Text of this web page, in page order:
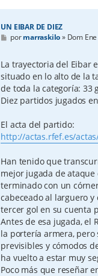
UN EIBAR DE DIEZ
M
e
s
a
j
e
pormarraskilo» Dom
La trayectoria del Eibar
situado en lo alto de la
de toda la categoría: 33
Diez partidos jugados
El acta del partido:
http://actas.rfef.es/actas/
Han tenido que
mejor jugada de ataque
terminado con un
cabeceado al larguero
tercer gol en su cuenta
Antes de esa jugada, el
la portería armera,
previsibles y cómodos
ha vuelto a estar muy
Poco más que reseñar